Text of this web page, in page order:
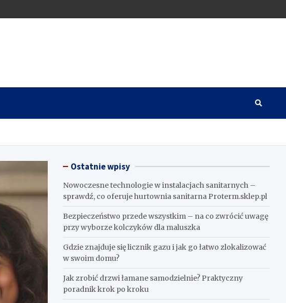
Ostatnie wpisy
Nowoczesne technologie w instalacjach sanitarnych –
sprawdź, co oferuje hurtownia sanitarna Proterm.sklep.pl
Bezpieczeństwo przede wszystkim – na co zwrócić uwagę
przy wyborze kolczyków dla maluszka
Gdzie znajduje się licznik gazu i jak go łatwo zlokalizować
w swoim domu?
Jak zrobić drzwi łamane samodzielnie? Praktyczny
poradnik krok po kroku